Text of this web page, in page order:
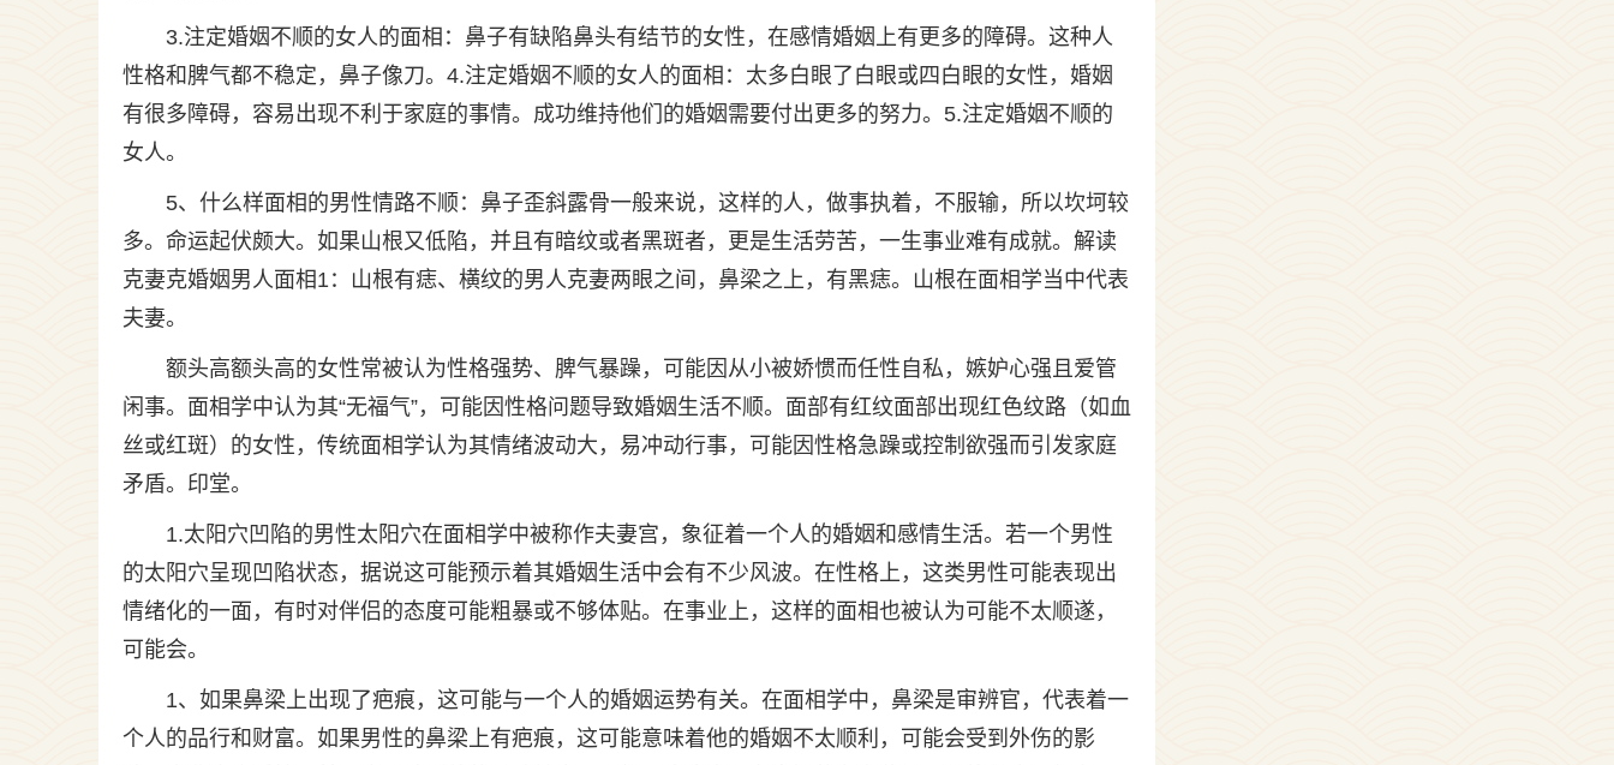
3.注定婚姻不顺的女人的面相：鼻子有缺陷鼻头有结节的女性，在感情婚姻上有更多的障碍。这种人
性格和脾气都不稳定，鼻子像刀。4.注定婚姻不顺的女人的面相：太多白眼了白眼或四白眼的女性，婚姻
有很多障碍，容易出现不利于家庭的事情。成功维持他们的婚姻需要付出更多的努力。5.注定婚姻不顺的
女人。
5、什么样面相的男性情路不顺：鼻子歪斜露骨一般来说，这样的人，做事执着，不服输，所以坎坷较
多。命运起伏颇大。如果山根又低陷，并且有暗纹或者黑斑者，更是生活劳苦，一生事业难有成就。解读
克妻克婚姻男人面相1：山根有痣、横纹的男人克妻两眼之间，鼻梁之上，有黑痣。山根在面相学当中代表
夫妻。
额头高额头高的女性常被认为性格强势、脾气暴躁，可能因从小被娇惯而任性自私，嫉妒心强且爱管
闲事。面相学中认为其“无福气”，可能因性格问题导致婚姻生活不顺。面部有红纹面部出现红色纹路（如血
丝或红斑）的女性，传统面相学认为其情绪波动大，易冲动行事，可能因性格急躁或控制欲强而引发家庭
矛盾。印堂。
1.太阳穴凹陷的男性太阳穴在面相学中被称作夫妻宫，象征着一个人的婚姻和感情生活。若一个男性
的太阳穴呈现凹陷状态，据说这可能预示着其婚姻生活中会有不少风波。在性格上，这类男性可能表现出
情绪化的一面，有时对伴侣的态度可能粗暴或不够体贴。在事业上，这样的面相也被认为可能不太顺遂，
可能会。
1、如果鼻梁上出现了疤痕，这可能与一个人的婚姻运势有关。在面相学中，鼻梁是审辨官，代表着一
个人的品行和财富。如果男性的鼻梁上有疤痕，这可能意味着他的婚姻不太顺利，可能会受到外伤的影